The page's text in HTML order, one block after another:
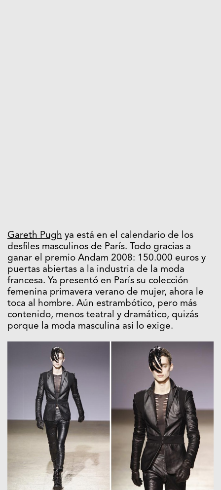
Gareth Pugh ya está en el calendario de los
desfiles masculinos de París. Todo gracias a
ganar el premio Andam 2008: 150.000 euros y
puertas abiertas a la industria de la moda
francesa. Ya presentó en París su colección
femenina primavera verano de mujer, ahora le
toca al hombre. Aún estrambótico, pero más
contenido, menos teatral y dramático, quizás
porque la moda masculina así lo exige.